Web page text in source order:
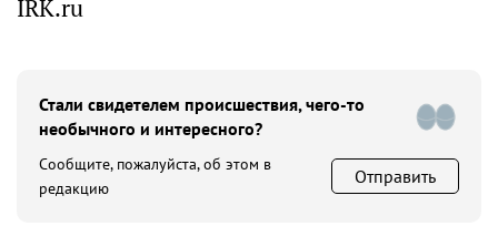
IRK.ru
Стали свидетелем происшествия, чего-то
необычного и интересного?
Сообщите, пожалуйста, об этом в
редакцию
Отправить